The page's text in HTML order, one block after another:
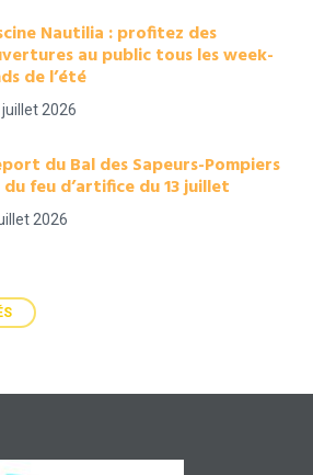
Nautilia : profitez des
au public tous les week-
de l’été
juillet 2026
du Bal des Sapeurs-Pompiers
feu d’artifice du 13 juillet
2026